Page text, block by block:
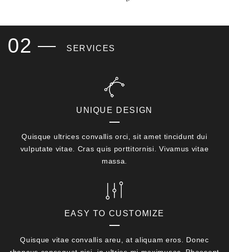
02 SERVICES
UNIQUE DESIGN
Quisque ultrices convallis orci, sit amet tincidunt dui
vulputate vitae. Cras quis porttitornisi. Vivamus vitae
massa.
EASY TO CUSTOMIZE
Quisque vitae convallis areu, at aliquam eros. Donec